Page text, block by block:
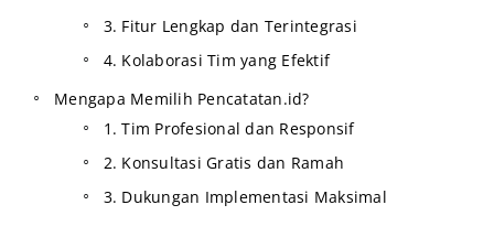
3. Fitur Lengkap dan Terintegrasi
4. Kolaborasi Tim yang Efektif
Mengapa Memilih Pencatatan.id?
1. Tim Profesional dan Responsif
2. Konsultasi Gratis dan Ramah
3. Dukungan Implementasi Maksimal